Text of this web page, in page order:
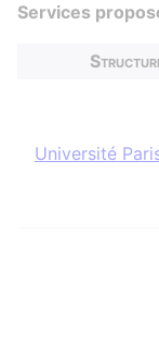
Services
Université